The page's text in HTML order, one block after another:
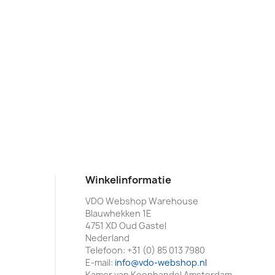
Winkelinformatie
VDO Webshop Warehouse
Blauwhekken 1E
4751 XD Oud Gastel
Nederland
Telefoon: +31 (0) 85 013 7980
E-mail: info@vdo-webshop.nl